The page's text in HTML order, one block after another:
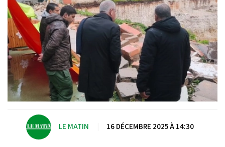
LE MATIN 16 DÉCEMBRE 2025 À 14:30